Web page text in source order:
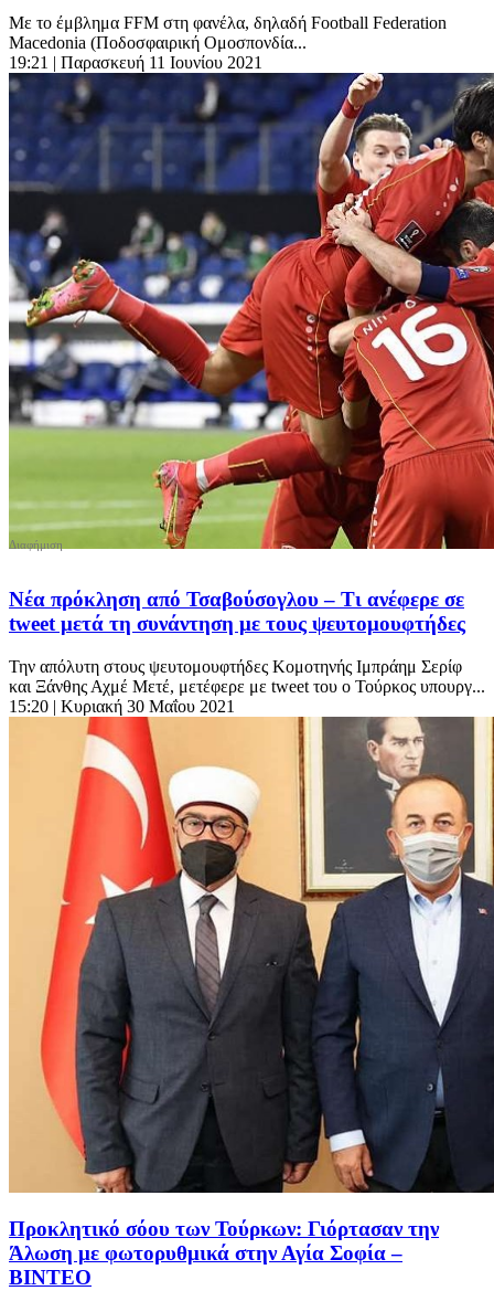
Με το έμβλημα FFM στη φανέλα, δηλαδή Football Federation
Macedonia (Ποδοσφαιρική Ομοσπονδία...
19:21 | Παρασκευή 11 Ιουνίου 2021
Νέα πρόκληση από Τσαβούσογλου – Τι ανέφερε σε
tweet μετά τη συνάντηση με τους ψευτομουφτήδες
Την απόλυτη στους ψευτομουφτήδες Κομοτηνής Ιμπράημ Σερίφ
και Ξάνθης Αχμέ Μετέ, μετέφερε με tweet του ο Τούρκος υπουργ...
15:20 | Κυριακή 30 Μαΐου 2021
Προκλητικό σόου των Τούρκων: Γιόρτασαν την
Άλωση με φωτορυθμικά στην Αγία Σοφία –
ΒΙΝΤΕΟ